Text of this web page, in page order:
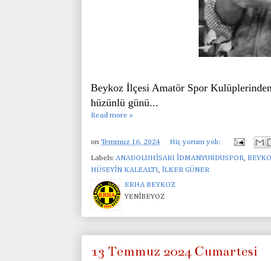
Beykoz İlçesi Amatör Spor
hüzünlü günü...
Read more »
on Temmuz 16, 2024 Hiç yorum yok:
Labels: ANADOLUHİSARI İDMANYURDUSPOR
HÜSEYİN KALEALTI İLKER GÜNER
ERHA BEYKOZ
YENİBEYOZ
13 Temmuz 2024 Cumartesi